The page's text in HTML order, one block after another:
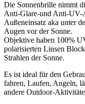
Die Sonnenbrille nimmt
Anti-Glare-und Anti-UV-
Außeneinsatz aka unter
Augen vor der Sonne.
Objektive haben 100%
polarisierten Linsen
Strahlen der Sonne.
Es ist ideal für den
fahren, Laufen, Angeln,
andere Outdoor-